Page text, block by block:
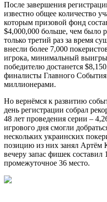
После завершения
известно общее количество
которым призовой фонд
$4,000,000 больше, чем было
только третий раз за время
внесли более 7,000
игрока, минимальный
победителю достанется
финалисты Главного
миллионерами.
Но вернёмся к развитию
день регистрации собрал
48 лет проведения серии –
игрового дня смогли
нескольких украинских
позицию из них занял Артём
вечеру запас фишек составил
промежуточное 36 место.